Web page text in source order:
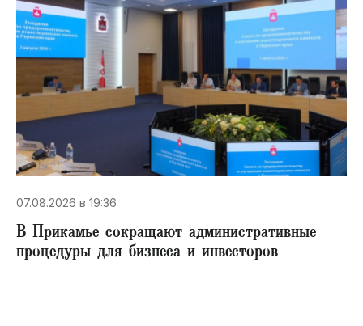
07.08.2026 в 19:36
В Прикамье сокращают административные
процедуры для бизнеса и инвесторов